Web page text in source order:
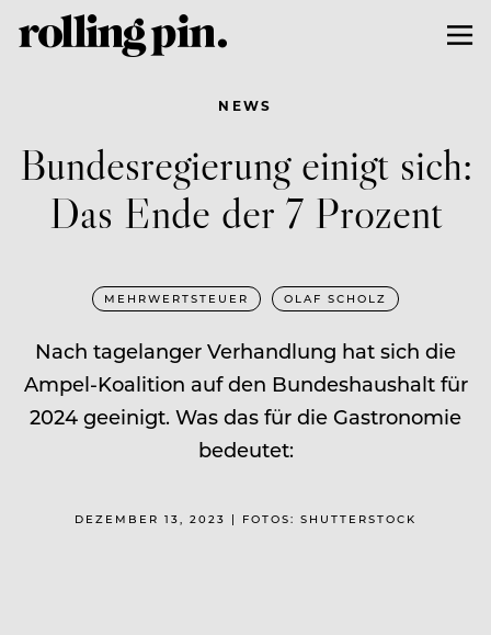
NEWS
Bundesregierung einigt sich:
Das Ende der 7 Prozent
MEHRWERTSTEUER OLAF SCHOLZ
Nach tagelanger Verhandlung hat sich die
Ampel-Koalition auf den Bundeshaushalt für
2024 geeinigt. Was das für die Gastronomie
bedeutet:
DEZEMBER 13, 2023 | FOTOS: SHUTTERSTOCK